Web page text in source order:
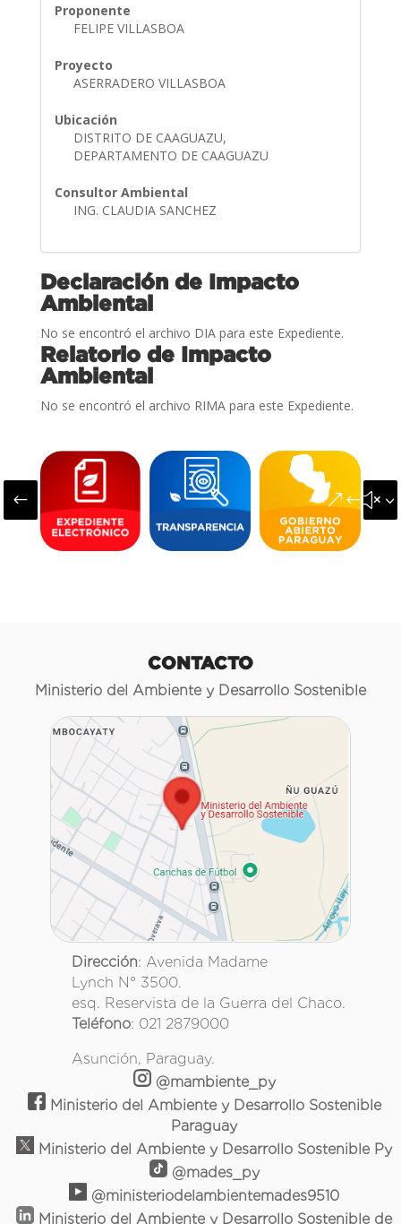
Proponente
FELIPE VILLASBOA
Proyecto
ASERRADERO VILLASBOA
Ubicación
DISTRITO DE CAAGUAZU,
DEPARTAMENTO DE CAAGUAZU
Consultor Ambiental
ING. CLAUDIA SANCHEZ
Declaración de Impacto
Ambiental
No se encontró el archivo DIA para este Expediente.
Relatorio de Impacto
Ambiental
No se encontró el archivo RIMA para este Expediente.
#
CONTACTO
Ministerio del Ambiente y Desarrollo Sostenible
Dirección: Avenida Madame
Lynch N° 3500.
esq. Reservista de la Guerra del Chaco.
Teléfono: 021 2879000
Asunción, Paraguay.
@mambiente_py
Ministerio del Ambiente y Desarrollo Sostenible
Paraguay
Ministerio del Ambiente y Desarrollo Sostenible Py
@mades_py
@ministeriodelambientemades9510
Ministerio del Ambiente y Desarrollo Sostenible de